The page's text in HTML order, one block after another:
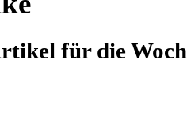
für die